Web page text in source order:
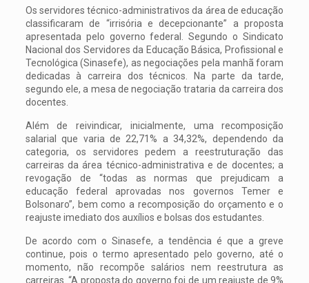
Os servidores técnico-administrativos da área de educação
classificaram de “irrisória e decepcionante” a proposta
apresentada pelo governo federal. Segundo o Sindicato
Nacional dos Servidores da Educação Básica, Profissional e
Tecnológica (Sinasefe), as negociações pela manhã foram
dedicadas à carreira dos técnicos. Na parte da tarde,
segundo ele, a mesa de negociação trataria da carreira dos
docentes.
Além de reivindicar, inicialmente, uma recomposição
salarial que varia de 22,71% a 34,32%, dependendo da
categoria, os servidores pedem a reestruturação das
carreiras da área técnico-administrativa e de docentes; a
revogação de “todas as normas que prejudicam a
educação federal aprovadas nos governos Temer e
Bolsonaro”, bem como a recomposição do orçamento e o
reajuste imediato dos auxílios e bolsas dos estudantes.
De acordo com o Sinasefe, a tendência é que a greve
continue, pois o termo apresentado pelo governo, até o
momento, não recompõe salários nem reestrutura as
carreiras. “A proposta do governo foi de um reajuste de 9%